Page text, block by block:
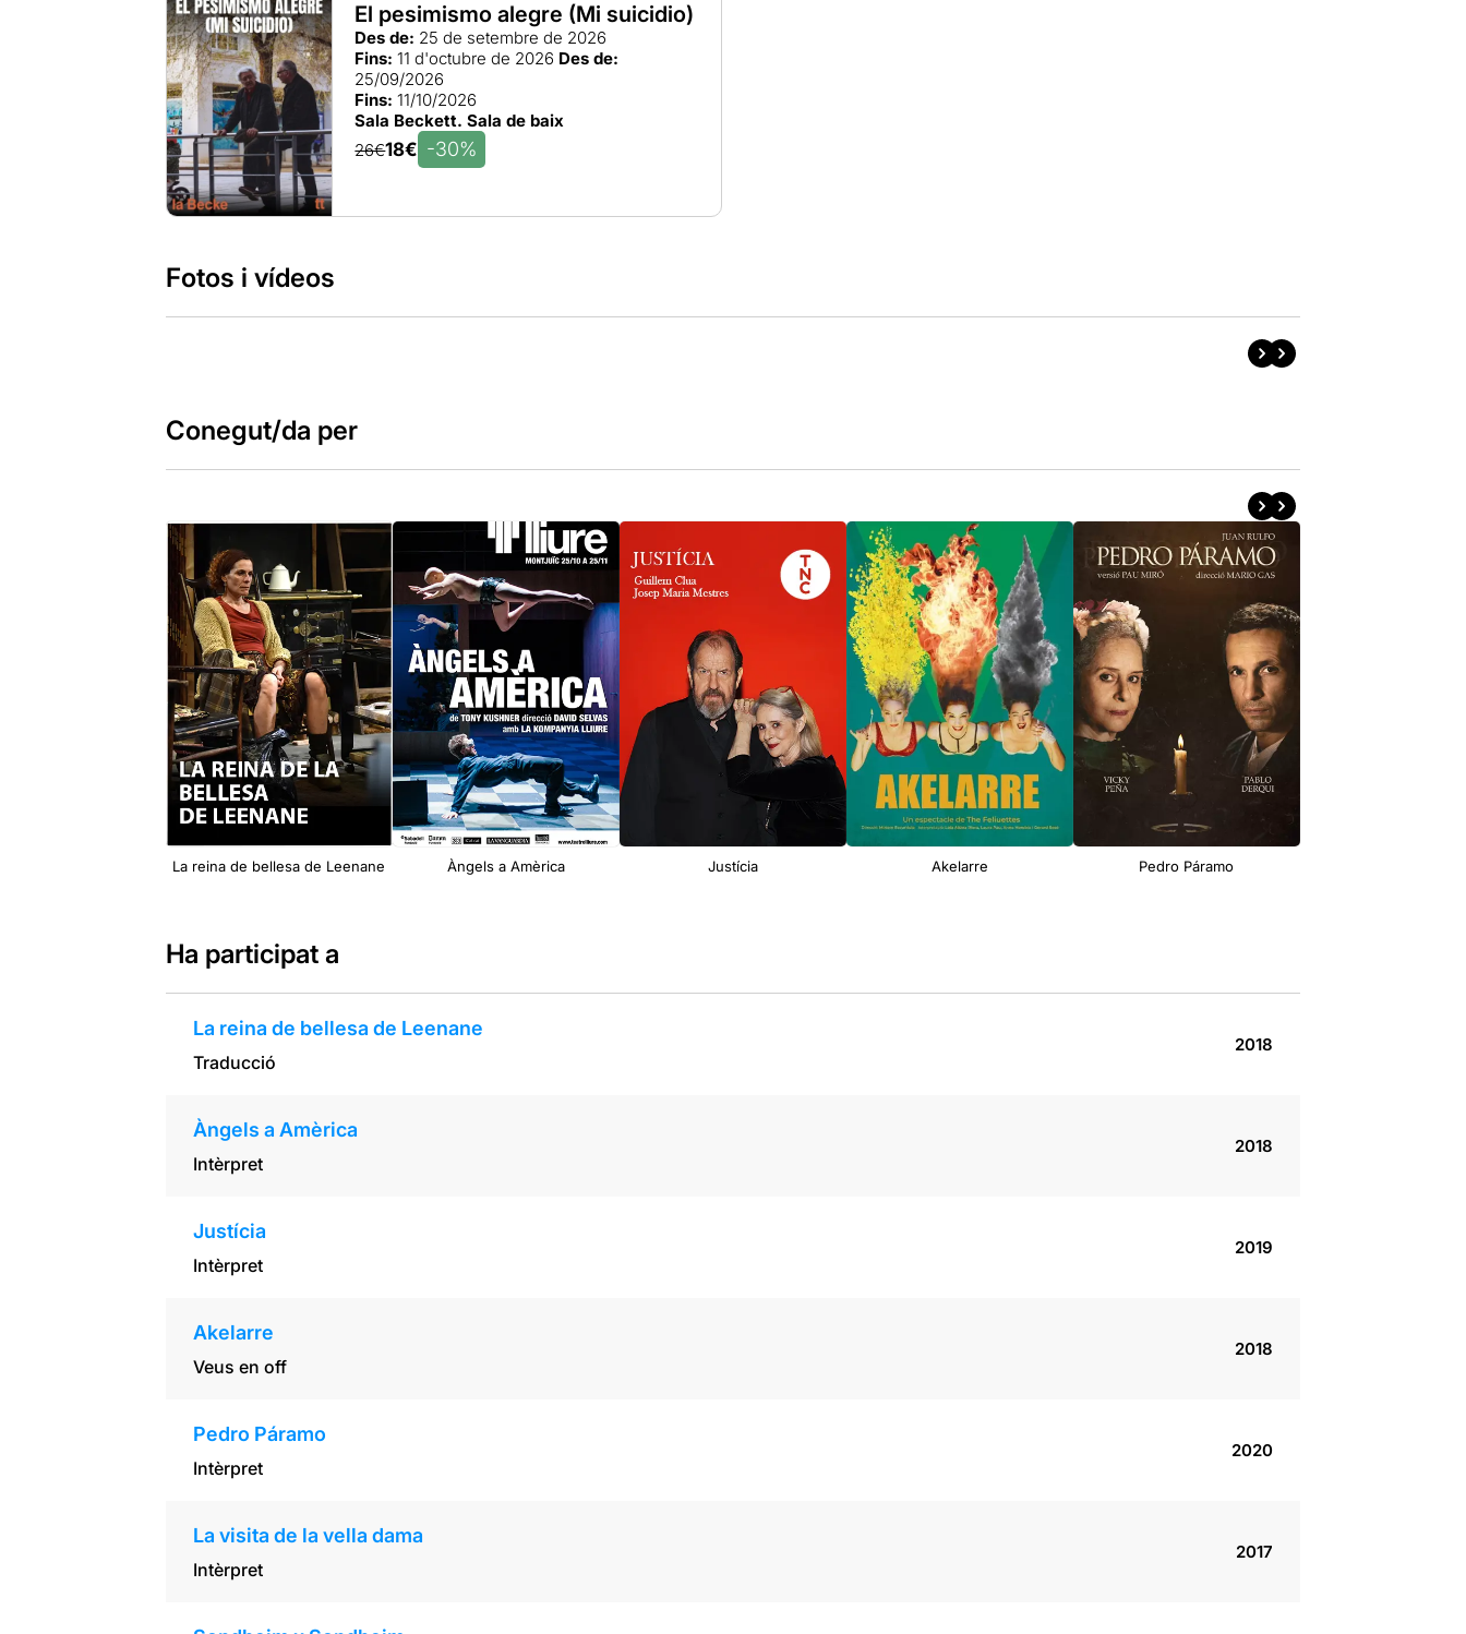
El pesimismo alegre (Mi suicidio)
Des de: 25 de setembre de 2026
Fins: 11 d'octubre de 2026 Des de:
25/09/2026
Fins: 11/10/2026
Sala Beckett. Sala de baix
26€18€ -30%
Fotos i vídeos
Conegut/da per
La reina de bellesa de Leenane Àngels a Amèrica Justícia Akelarre Pedro Páramo
Ha participat a
La reina de bellesa de Leenane
Traducció
2018
Àngels a Amèrica
Intèrpret
2018
Justícia
Intèrpret
2019
Akelarre
Veus en off
2018
Pedro Páramo
Intèrpret
2020
La visita de la vella dama
Intèrpret
2017